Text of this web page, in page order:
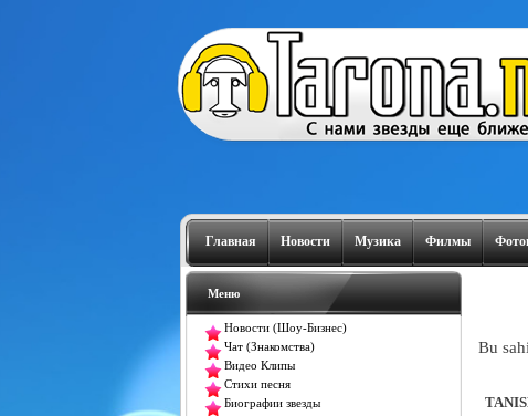
Главная Новости Музика Филмы
Меню
Новости (Шоу-Бизнес)
Чат (Знакомства)
Видео Клипы
Стихи песня
Биографии звезды
Bu